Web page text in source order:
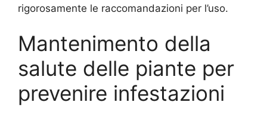
rigorosamente le raccomandazioni per l’uso.
Mantenimento della
salute delle piante per
prevenire infestazioni